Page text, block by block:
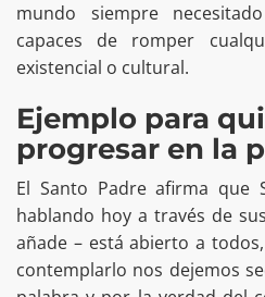
mundo siempre
capaces de romper
existencial o cultural.
Ejemplo para
progresar en la
El Santo Padre afirma que
hablando hoy a través de
añade – está abierto a
contemplarlo nos dejemos